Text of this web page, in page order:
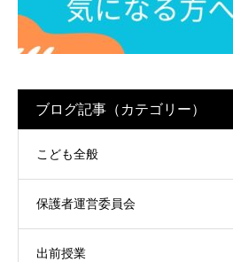
ブログ記事（カテゴリー）
こども全般
保護者運営委員会
出前授業